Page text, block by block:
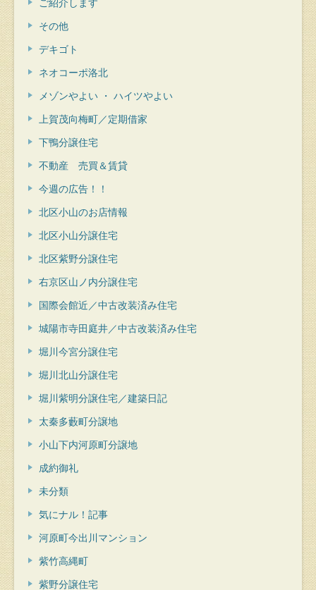
その他
デキゴト
ネオコーポ洛北
メゾンやよい ・ ハイツやよい
上賀茂向梅町／定期借家
下鴨分譲住宅
不動産 売買＆賃貸
今週の広告！！
北区小山のお店情報
北区小山分譲住宅
北区紫野分譲住宅
右京区山ノ内分譲住宅
国際会館近／中古改装済み住宅
城陽市寺田庭井／中古改装済み住宅
堀川今宮分譲住宅
堀川北山分譲住宅
堀川紫明分譲住宅／建築日記
太秦多藪町分譲地
小山下内河原町分譲地
成約御礼
未分類
気にナル！記事
河原町今出川マンション
紫竹高縄町
紫野分譲住宅